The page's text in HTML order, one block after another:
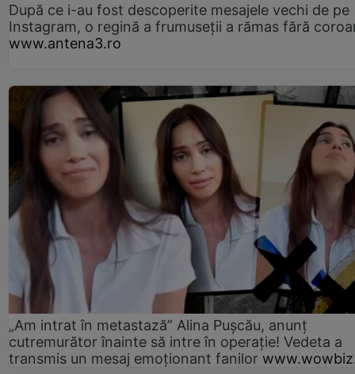
După ce i-au fost descoperite mesajele vechi de pe
Instagram, o regină a frumuseții a rămas fără
www.antena3.ro
„Am intrat în metastază” Alina Pușcău, anunț
cutremurător înainte să intre în operație! Vedeta a
transmis un mesaj emoționant fanilor